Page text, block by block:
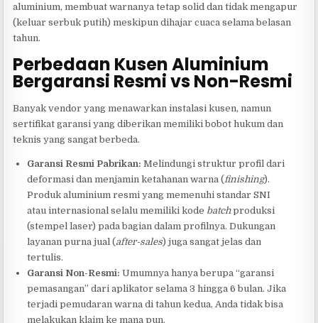
aluminium, membuat warnanya tetap solid dan tidak mengapur
(keluar serbuk putih) meskipun dihajar cuaca selama belasan
tahun.
Perbedaan Kusen Aluminium
Bergaransi Resmi vs Non-Resmi
Banyak vendor yang menawarkan instalasi kusen, namun
sertifikat garansi yang diberikan memiliki bobot hukum dan
teknis yang sangat berbeda.
Garansi Resmi Pabrikan: Melindungi struktur profil dari
deformasi dan menjamin ketahanan warna (finishing).
Produk aluminium resmi yang memenuhi standar SNI
atau internasional selalu memiliki kode batchproduksi
(stempel laser) pada bagian dalam profilnya. Dukungan
layanan purna jual (after-sales) juga sangat jelas dan
tertulis.
Garansi Non-Resmi: Umumnya hanya berupa “garansi
pemasangan” dari aplikator selama 3 hingga 6 bulan. Jika
terjadi pemudaran warna di tahun kedua, Anda tidak bisa
melakukan klaim ke mana pun.